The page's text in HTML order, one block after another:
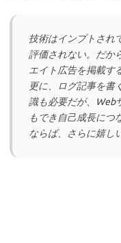
技術はインプトされ
評価されない。だか
エイト広告を掲載す
更に、ログ記事を書
識も必要だが、Web
もでき自己成長につ
ならば、さらに嬉し